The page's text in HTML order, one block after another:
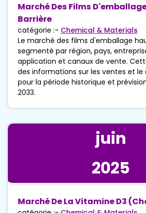
Marché Des Films
Barrière
catégorie :- Chemical & Materials
Le marché des films d'emballage
segmenté par région, pays,
application et canaux de vente.
des informations sur les ventes et
pour la période historique et
2033.
juin
2025
Marché De La Vitamine D3